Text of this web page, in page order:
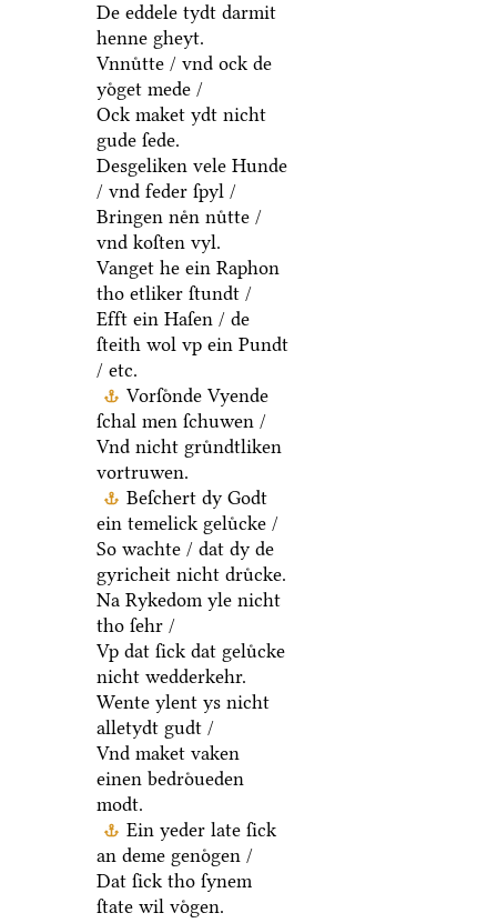
De eddele tydt darmit
henne gheyt.
Vnnuͤtte / vnd ock de
yoͤget mede /
Ock maket ydt nicht
gude ſede.
Desgeliken vele Hunde
/ vnd feder ſpyl /
Bringen neͤn nuͤtte /
vnd koſten vyl.
Vanget he ein Raphon
tho etliker ſtundt /
Efft ein Haſen / de
ſteith wol vp ein Pundt
/ etc.
Vorſoͤnde Vyende
ſchal men ſchuwen /
Vnd nicht gruͤndtliken
vortruwen.
Beſchert dy Godt
ein temelick geluͤcke /
So wachte / dat dy de
gyricheit nicht druͤcke.
Na Rykedom yle nicht
tho ſehr /
Vp dat ſick dat geluͤcke
nicht wedderkehr.
Wente ylent ys nicht
alletydt gudt /
Vnd maket vaken
einen bedroͤueden
modt.
Ein yeder late ſick
an deme genoͤgen /
Dat ſick tho ſynem
ſtate wil voͤgen.